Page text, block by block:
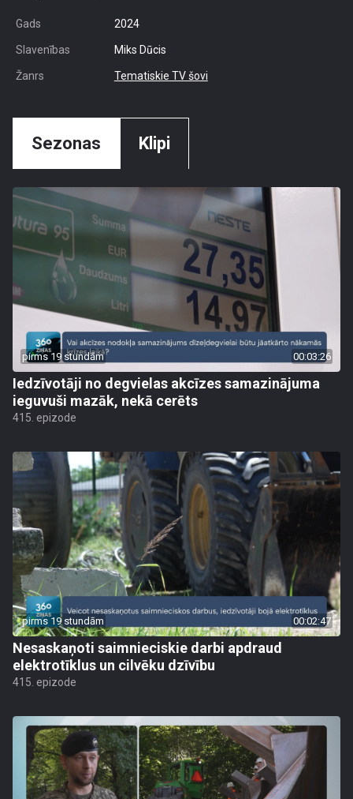
Gads 2024
Slavenības Miks Dūcis
Žanrs Tematiskie TV šovi
Sezonas Klipi
pirms 19 stundām 00:03:26
Iedzīvotāji no degvielas akcīzes samazinājuma
ieguvuši mazāk, nekā cerēts
415. epizode
pirms 19 stundām 00:02:47
Nesaskaņoti saimnieciskie darbi apdraud
elektrotīklus un cilvēku dzīvību
415. epizode